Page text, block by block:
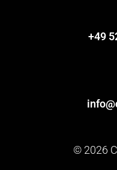
+49
© 2026